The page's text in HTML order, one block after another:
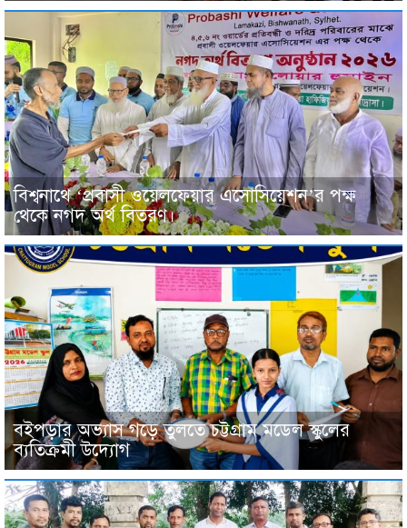
বিশ্বনাথে ‘প্রবাসী ওয়েলফেয়ার এসোসিয়েশন’র পক্ষ
থেকে নগদ অর্থ বিতরণ।
বইপড়ার অভ্যাস গড়ে তুলতে চট্টগ্রাম মডেল স্কুলের
ব্যতিক্রমী উদ্যোগ